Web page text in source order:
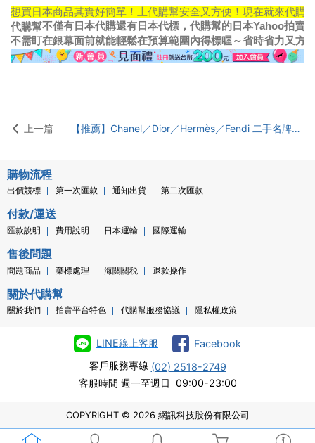
想買日本商品其實好簡單！上代購幫安全又方便！現在就來代購
代購幫不僅有日本代購還有日本代標，代購幫的日本Yahoo拍賣
不需盯在銀幕面前就能輕鬆在預算範圍內得標喔～省時省力又方
上一篇 【推薦】Chanel／Dior／Hermès／Fendi 二手名牌包款怎麼買最划算？上日本Mecari不怕買到假貨，款式最多價格最優惠
購物流程
出價競標 第一次匯款 通知出貨 第二次匯款
付款/運送
匯款說明 費用說明 日本運輸 國際運輸
售後問題
問題商品 棄標處理 海關關税 退款操作
關於代購幫
關於我們 拍賣平台特色 代購幫服務協議 隱私權政策
LINE線上客服
Facebook
客戶服務專線 (02) 2518-2749
客服時間 週一至週日 09:00-23:00
COPYRIGHT © 2026 網訊科技股份有限公司